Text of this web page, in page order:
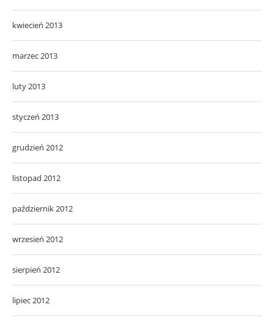
kwiecień 2013
marzec 2013
luty 2013
styczeń 2013
grudzień 2012
listopad 2012
październik 2012
wrzesień 2012
sierpień 2012
lipiec 2012